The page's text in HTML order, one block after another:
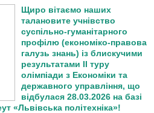
Щиро вітаємо наших
талановите учнівство
суспільно-гуманітарного
профілю (економіко-правова
галузь знань) із блискучими
результатами ІІ туру
олімпіади з Економіки та
державного управління, що
відбулася 28.03.2026 на базі
«Львівська політехніка»!